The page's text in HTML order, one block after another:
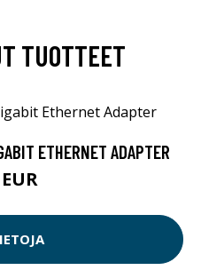
TUOTTEET
ETHERNET ADAPTER